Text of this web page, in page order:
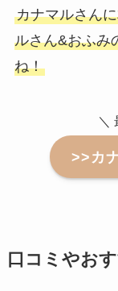
カナマルさん
ルさん&おふみ
ね！
＼
>>カ
口コミやお